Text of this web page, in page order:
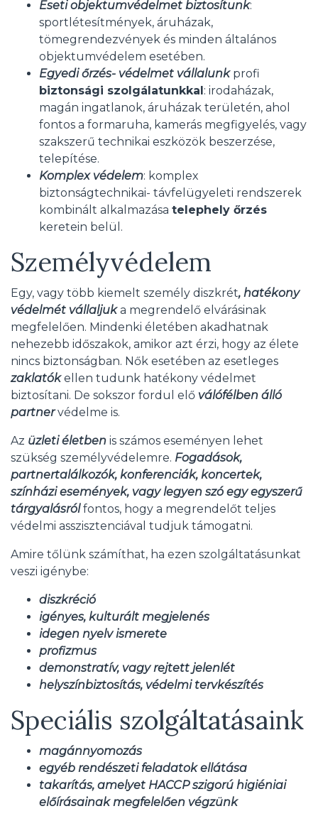
Eseti objektumvédelmet biztosítunk:
sportlétesítmények, áruházak,
tömegrendezvények és minden általános
objektumvédelem esetében.
Egyedi őrzés- védelmet vállalunkprofi
biztonsági szolgálatunkkal: irodaházak,
magán ingatlanok, áruházak területén, ahol
fontos a formaruha, kamerás megfigyelés, vagy
szakszerű technikai eszközök beszerzése,
telepítése.
Komplex védelem: komplex
biztonságtechnikai- távfelügyeleti rendszerek
kombinált alkalmazása telephely őrzés
keretein belül.
Személyvédelem
Egy, vagy több kiemelt személy diszkrét, hatékony
védelmét vállaljuka megrendelő elvárásinak
megfelelően. Mindenki életében akadhatnak
nehezebb időszakok, amikor azt érzi, hogy az élete
nincs biztonságban. Nők esetében az esetleges
zaklatókellen tudunk hatékony védelmet
biztosítani. De sokszor fordul elő válófélben álló
partnervédelme is.
Az üzleti életben is számos eseményen lehet
szükség személyvédelemre. Fogadások,
partnertalálkozók, konferenciák, koncertek,
színházi események, vagy legyen szó egy egyszerű
tárgyalásrólfontos, hogy a megrendelőt teljes
védelmi asszisztenciával tudjuk támogatni.
Amire tőlünk számíthat, ha ezen szolgáltatásunkat
veszi igénybe:
diszkréció
igényes, kulturált megjelenés
idegen nyelv ismerete
profizmus
demonstratív, vagy rejtett jelenlét
helyszínbiztosítás, védelmi tervkészítés
Speciális szolgáltatásaink
magánnyomozás
egyéb rendészeti feladatok ellátása
takarítás, amelyet HACCP szigorú higiéniai
előírásainak megfelelően végzünk